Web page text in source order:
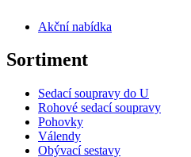
Akční nabídka
Sortiment
Sedací soupravy do U
Rohové sedací soupravy
Pohovky
Válendy
Obývací sestavy